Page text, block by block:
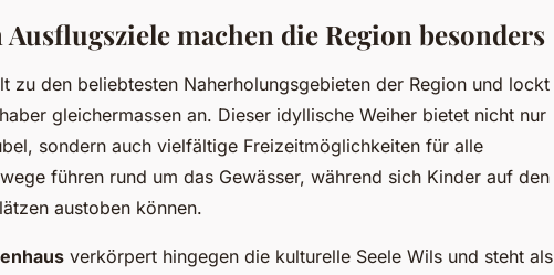
machen die Region besonders
zu den beliebtesten Naherholungsgebieten der Region und lockt
gleichermassen an. Dieser idyllische Weiher bietet nicht nur
sondern auch vielfältige Freizeitmöglichkeiten für alle
führen rund um das Gewässer, während sich Kinder auf den
austoben können.
verkörpert hingegen die kulturelle Seele Wils und steht als